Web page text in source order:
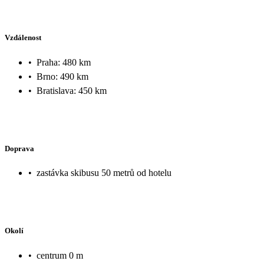
Vzdálenost
• Praha: 480 km
• Brno: 490 km
• Bratislava: 450 km
Doprava
• zastávka skibusu 50 metrů od hotelu
Okolí
• centrum 0 m